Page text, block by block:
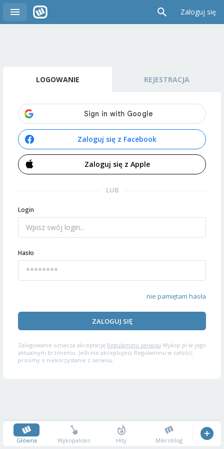
Zaloguj się
LOGOWANIE REJESTRACJA
Zaloguj się z Facebook
Zaloguj się z Apple
LUB
Login
Hasło
nie pamiętam hasła
ZALOGUJ SIĘ
Zalogowanie oznacza akceptację Regulaminu serwisu Wykop.pl w jego
aktualnym brzmieniu. Jeśli nie akceptujesz Regulaminu w całości,
prosimy o niekorzystanie z serwisu.
Główna Wykopalisko Hity Mikroblog